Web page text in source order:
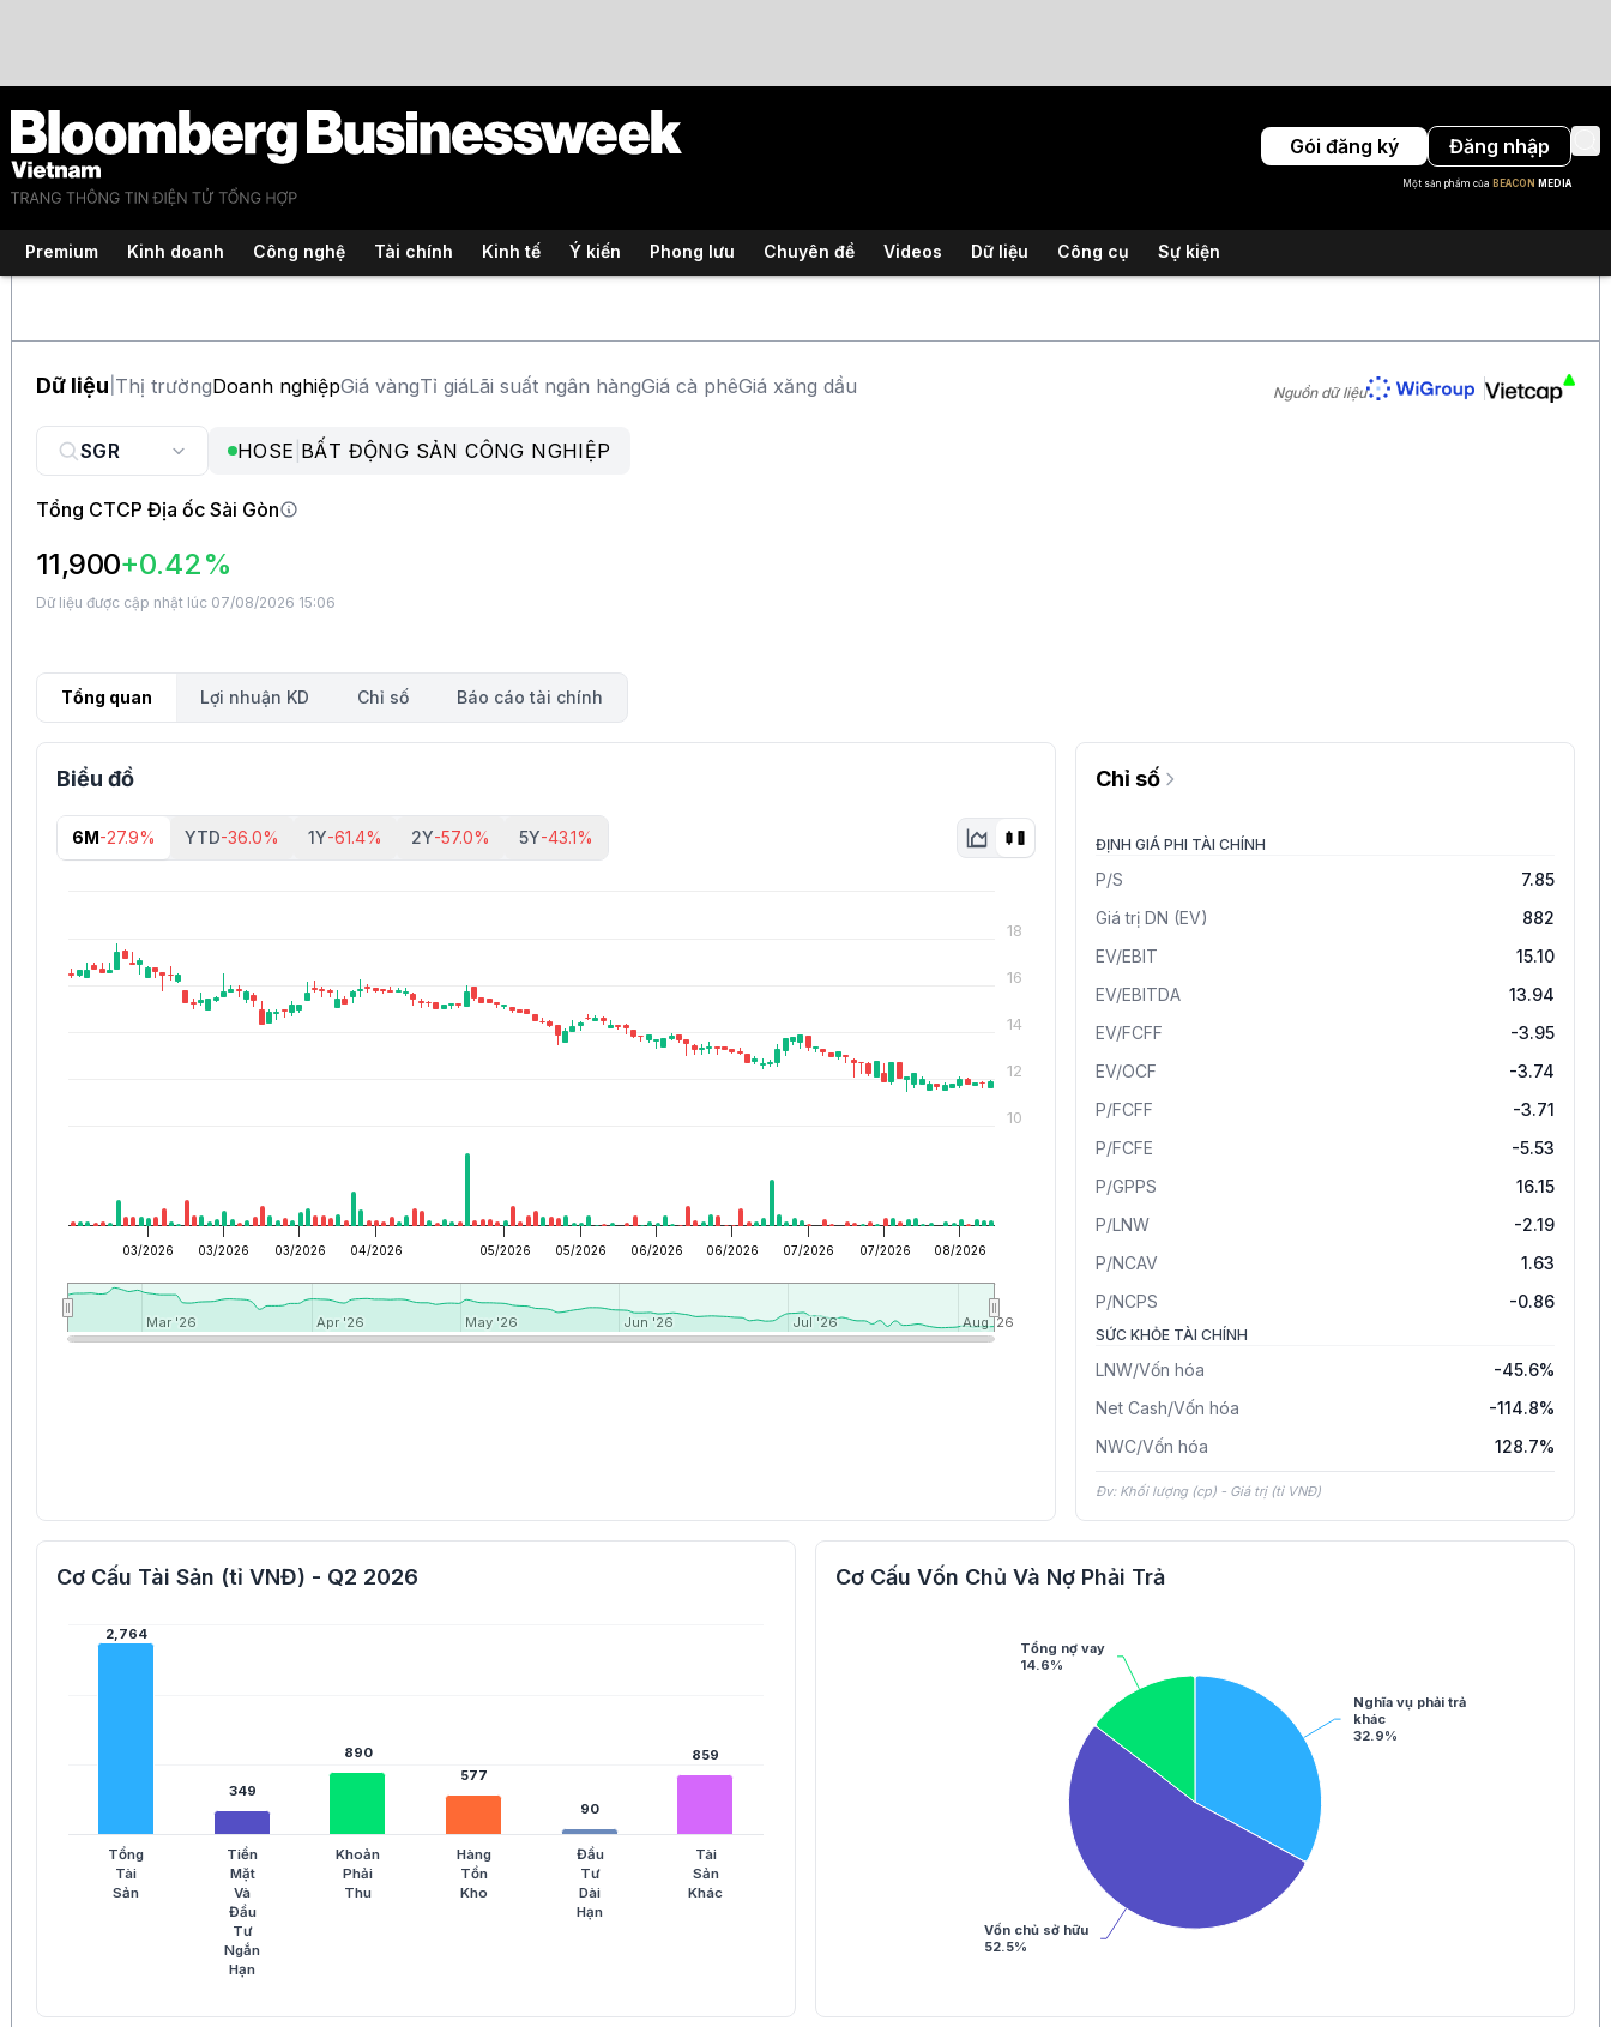
Gói đăng ký Đăng nhập
Một sản phẩm của BEACON MEDIA
Premium Kinh doanh Công nghệ Tài chính Kinh tế Ý kiến Phong lưu Chuyên đề Videos Dữ liệu Công cụ Sự kiện
Dữ liệu Thị trườngDoanh nghiệpGiá vàngTỉ giáLãi suất ngân hàngGiá cà phêGiá xăng dầu Nguồn dữ liệu
HOSE BẤT ĐỘNG SẢN CÔNG NGHIỆP
Tổng CTCP Địa ốc Sài Gòn
11,900+0.42%
Dữ liệu được cập nhật lúc 07/08/2026 15:06
Tổng quan Lợi nhuận KD Chỉ số Báo cáo tài chính
Biểu đồ
6M-27.9% YTD-36.0% 1Y-61.4% 2Y-57.0% 5Y-43.1%
03/2026 03/2026 03/2026 04/2026 05/2026 05/2026 06/2026 06/2026 07/2026 07/2026 08/2026
Mar '26
Mar '26 Apr '26
Apr '26 May '26
May '26 Jun '26
Jun '26 Jul '26
Jul '26 Aug '26
Aug '26
10
12
14
16
18
Chỉ số
ĐỊNH GIÁ PHI TÀI CHÍNH
P/S
7.85
Giá trị DN (EV)
882
EV/EBIT
15.10
EV/EBITDA
13.94
EV/FCFF
-3.95
EV/OCF
-3.74
P/FCFF
-3.71
P/FCFE
-5.53
P/GPPS
16.15
P/LNW
-2.19
P/NCAV
1.63
P/NCPS
-0.86
SỨC KHỎE TÀI CHÍNH
LNW/Vốn hóa
-45.6%
Net Cash/Vốn hóa
-114.8%
NWC/Vốn hóa
128.7%
Đv: Khối lượng (cp) - Giá trị (tỉ VNĐ)
Cơ Cấu Tài Sản (tỉ VNĐ) - Q2 2026
2,764
2,764
349
349
890
890
577
577
90
90
859
859
Tổng
Tài
Sản
Tiền
Mặt
Và
Đầu
Tư
Ngắn
Hạn
Khoản
Phải
Thu
Hàng
Tồn
Kho
Đầu
Tư
Dài
Hạn
Tài
Sản
Khác
Cơ Cấu Vốn Chủ Và Nợ Phải Trả
Nghĩa vụ phải trả
khác
32.9%
Vốn chủ sở hữu
52.5%
Tổng nợ vay
14.6%